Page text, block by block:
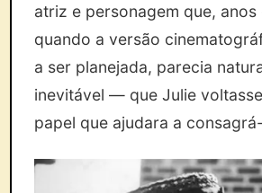
atriz e personagem que, anos
quando a versão
a ser planejada, parecia
inevitável — que Julie
papel que ajudara a